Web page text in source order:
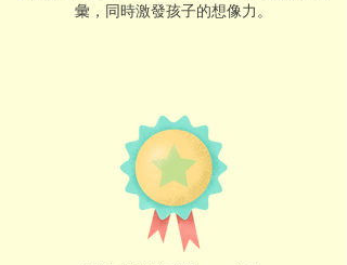
彙，同時激發孩子的想像力。